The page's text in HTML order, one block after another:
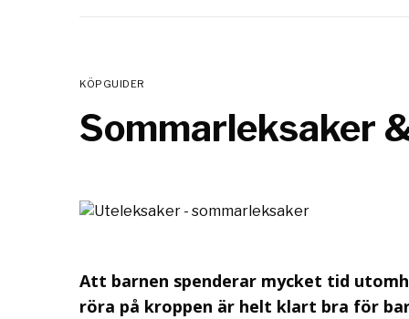
KÖPGUIDER
Sommarleksaker
Att barnen spenderar mycket tid
röra på kroppen är helt klart bra för